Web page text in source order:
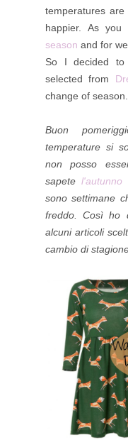
temperatures
happier. As you
season and for
So I decided to
selected from
change of season.
Buon
temperature si
non posso
sapete
sono settimane
freddo. Così ho
alcuni articoli
cambio di